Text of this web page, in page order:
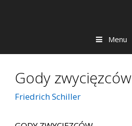
Menu
Gody zwycięzców
Friedrich Schiller